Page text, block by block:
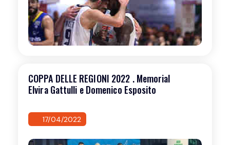
COPPA DELLE REGIONI 2022 . Memorial
Elvira Gattulli e Domenico Esposito
17/04/2022